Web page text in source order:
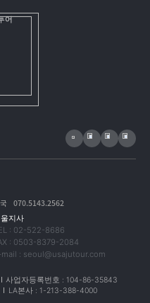
070.5143.2562
지사
: 02-522-8686
: 0503-8379-2084
mail : seoul@usajutour.com
사업자등록번호 : 104-86-35843
LA본사 : 1-213-388-4000